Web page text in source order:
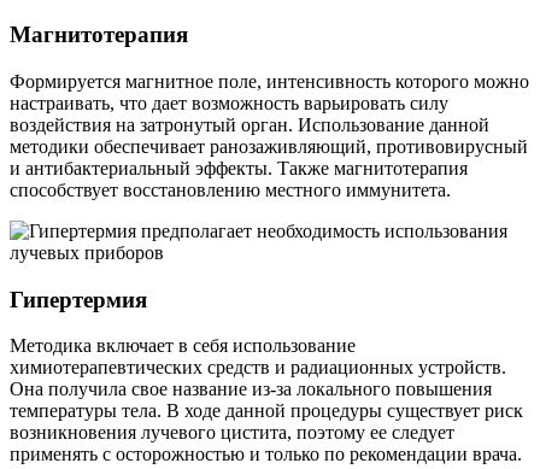
Магнитотерапия
Формируется магнитное поле, интенсивность которого можно
настраивать, что дает возможность варьировать силу
воздействия на затронутый орган. Использование данной
методики обеспечивает ранозаживляющий, противовирусный
и антибактериальный эффекты. Также магнитотерапия
способствует восстановлению местного иммунитета.
Гипертермия
Методика включает в себя использование
химиотерапевтических средств и радиационных устройств.
Она получила свое название из-за локального повышения
температуры тела. В ходе данной процедуры существует риск
возникновения лучевого цистита, поэтому ее следует
применять с осторожностью и только по рекомендации врача.